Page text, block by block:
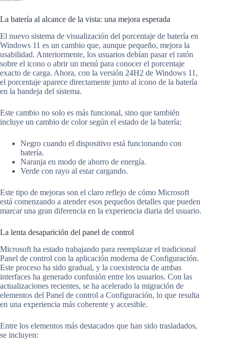
La batería al alcance de la vista: una mejora esperada
El nuevo sistema de visualización del porcentaje de batería en
Windows 11 es un cambio que, aunque pequeño, mejora la
usabilidad. Anteriormente, los usuarios debían pasar el ratón
sobre el icono o abrir un menú para conocer el porcentaje
exacto de carga. Ahora, con la versión 24H2 de Windows 11,
el porcentaje aparece directamente junto al icono de la batería
en la bandeja del sistema.
Este cambio no solo es más funcional, sino que también
incluye un cambio de color según el estado de la batería:
Negro cuando el dispositivo está funcionando con
batería.
Naranja en modo de ahorro de energía.
Verde con rayo al estar cargando.
Este tipo de mejoras son el claro reflejo de cómo Microsoft
está comenzando a atender esos pequeños detalles que pueden
marcar una gran diferencia en la experiencia diaria del usuario.
La lenta desaparición del panel de control
Microsoft ha estado trabajando para reemplazar el tradicional
Panel de control con la aplicación moderna de Configuración.
Este proceso ha sido gradual, y la coexistencia de ambas
interfaces ha generado confusión entre los usuarios. Con las
actualizaciones recientes, se ha acelerado la migración de
elementos del Panel de control a Configuración, lo que resulta
en una experiencia más coherente y accesible.
Entre los elementos más destacados que han sido trasladados,
se incluyen: